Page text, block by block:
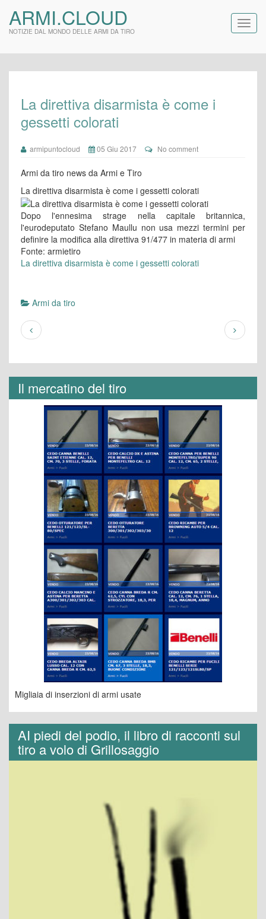
ARMI.CLOUD
NOTIZIE DAL MONDO DELLE ARMI DA TIRO
La direttiva disarmista è come i
gessetti colorati
armipuntocloud 05 Giu 2017 No comment
Armi da tiro news da Armi e Tiro
La direttiva disarmista è come i gessetti colorati
Dopo l'ennesima strage nella capitale britannica,
l'eurodeputato Stefano Maullu non usa mezzi termini per
definire la modifica alla direttiva 91/477 in materia di armi
Fonte: armietiro
La direttiva disarmista è come i gessetti colorati
Armi da tiro
Il mercatino del tiro
Migliaia di inserzioni di armi usate
AI piedi del podio, il libro di racconti sul
tiro a volo di Grillosaggio